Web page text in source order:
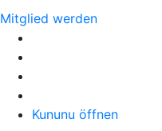
Mitglied werden
Kununu öffnen